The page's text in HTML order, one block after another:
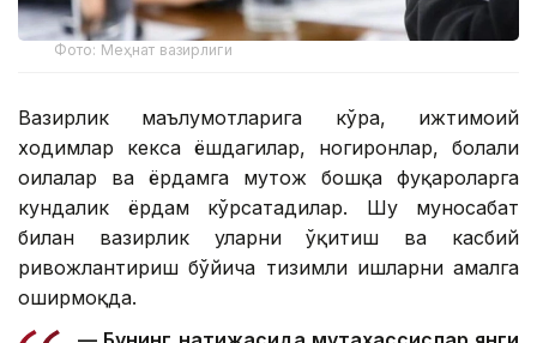
Фото: Меҳнат вазирлиги
Вазирлик маълумотларига кўра, ижтимоий
ходимлар кекса ёшдагилар, ногиронлар, болали
оилалар ва ёрдамга муҳтож бошқа фуқароларга
кундалик ёрдам кўрсатадилар. Шу муносабат
билан вазирлик уларни ўқитиш ва касбий
ривожлантириш бўйича тизимли ишларни амалга
оширмоқда.